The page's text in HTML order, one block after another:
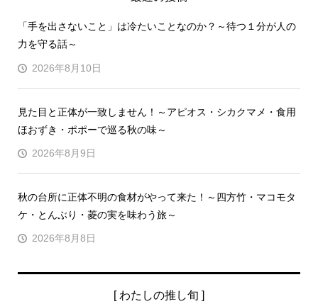
「手を出さないこと」は冷たいことなのか？～待つ１分が人の
力を守る話～
2026年8月10日
見た目と正体が一致しません！～アピオス・シカクマメ・食用
ほおずき・ポポーで巡る秋の味～
2026年8月9日
秋の台所に正体不明の食材がやって来た！～四方竹・マコモタ
ケ・とんぶり・菱の実を味わう旅～
2026年8月8日
[ わたしの推し旬 ]